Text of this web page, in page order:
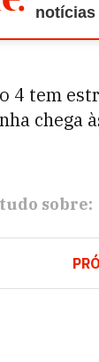
notícias
4 tem
chega
sobre: